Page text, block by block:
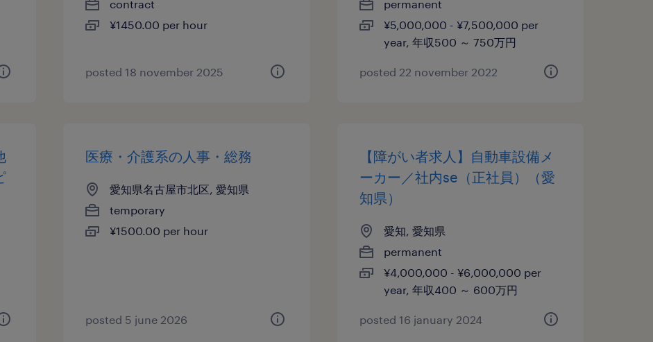
contract
¥1450.00 per hour
posted 18 november 2025
permanent
¥5,000,000 - ¥7,500,000 per
year, 年収500 ～ 750万円
posted 22 november 2022
医療・介護系の人事・総務
愛知県名古屋市北区, 愛知県
temporary
¥1500.00 per hour
posted 5 june 2026
【障がい者求人】自動車設備メ
ーカー／社内se（正社員）（愛
知県）
愛知, 愛知県
permanent
¥4,000,000 - ¥6,000,000 per
year, 年収400 ～ 600万円
posted 16 january 2024